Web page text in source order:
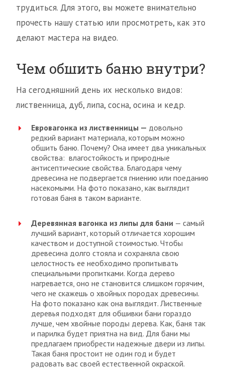
трудиться. Для этого, вы можете внимательно
прочесть нашу статью или просмотреть, как это
делают мастера на видео.
Чем обшить баню внутри?
На сегодняшний день их несколько видов:
лиственница, дуб, липа, сосна, осина и кедр.
Евровагонка из лиственницы — довольно
редкий вариант материала, которым можно
обшить баню. Почему? Она имеет два уникальных
свойства: влагостойкость и природные
антисептические свойства. Благодаря чему
древесина не подвергается гниению или поеданию
насекомыми. На фото показано, как выглядит
готовая баня в таком варианте.
Деревянная вагонка из липы для бани — самый
лучший вариант, который отличается хорошим
качеством и доступной стоимостью. Чтобы
древесина долго стояла и сохраняла свою
целостность ее необходимо пропитывать
специальными пропитками. Когда дерево
нагревается, оно не становится слишком горячим,
чего не скажешь о хвойных породах древесины.
На фото показано как она выглядит. Лиственные
деревья подходят для обшивки бани гораздо
лучше, чем хвойные породы дерева. Как, баня так
и парилка будет приятна на вид. Для бани мы
предлагаем приобрести надежные двери из липы.
Такая баня простоит не один год и будет
радовать вас своей естественной окраской.